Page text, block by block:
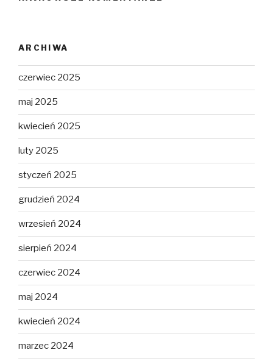
ARCHIWA
czerwiec 2025
maj 2025
kwiecień 2025
luty 2025
styczeń 2025
grudzień 2024
wrzesień 2024
sierpień 2024
czerwiec 2024
maj 2024
kwiecień 2024
marzec 2024